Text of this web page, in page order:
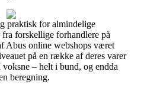
praktisk for almindelige
fra forskellige forhandlere på
Abus online webshops været
på en række af deres varer
– helt i bund, og endda
beregning.